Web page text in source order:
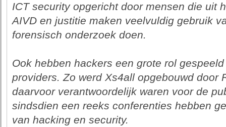
ICT security opgericht door mensen die uit
AIVD en justitie maken veelvuldig gebruik
forensisch onderzoek doen.
Ook hebben hackers een grote rol
providers. Zo werd Xs4all opgebouwd door
daarvoor verantwoordelijk waren voor de
sindsdien een reeks conferenties hebben
van hacking en security.